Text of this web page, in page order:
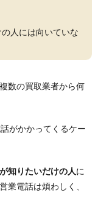
人には向いていな
数の買取業者から何
がかかってくるケー
知りたいだけの人に
業電話は煩わしく、